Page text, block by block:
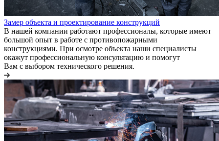
Замер объекта и проектирование конструкций
В нашей компании работают профессионалы, которые имеют
большой опыт в работе с противопожарными
конструкциями. При осмотре объекта наши специалисты
окажут профессиональную консультацию и помогут
Вам с выбором технического решения.